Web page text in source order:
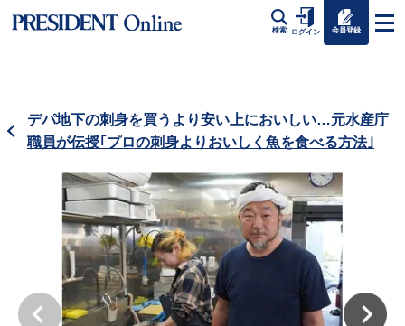
検索 ログイン 会員登録
デパ地下の刺身を買うより安い上においしい…元水産庁
職員が伝授｢プロの刺身よりおいしく魚を食べる方法｣